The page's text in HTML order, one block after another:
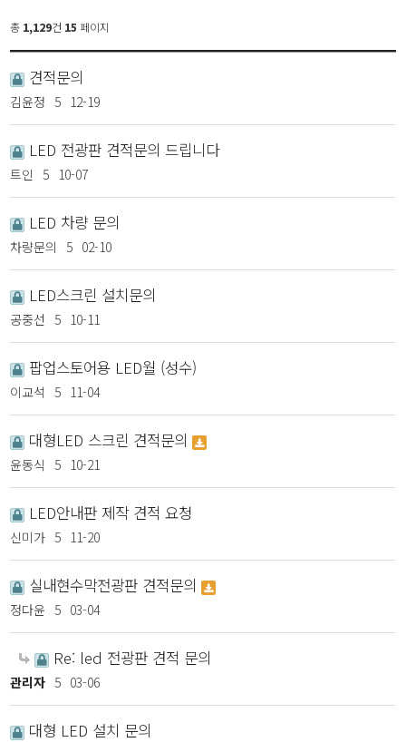
총 1,129건 15 페이지
견적문의
김윤정 5 12-19
LED 전광판 견적문의 드립니다
트인 5 10-07
LED 차량 문의
차량문의 5 02-10
LED스크린 설치문의
공중선 5 10-11
팝업스토어용 LED월 (성수)
이교석 5 11-04
대형LED 스크린 견적문의
윤동식 5 10-21
LED안내판 제작 견적 요청
신미가 5 11-20
실내현수막전광판 견적문의
정다윤 5 03-04
Re: led 전광판 견적 문의
관리자 5 03-06
대형 LED 설치 문의